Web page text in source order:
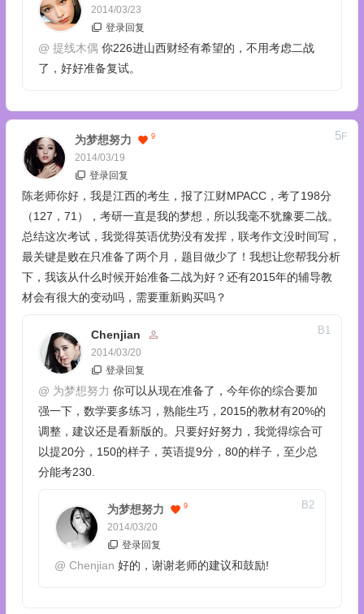
2014/03/23
登录回复
@ 提线木偶 你226进山西财经有希望的，不用考虑二战
了，好好准备复试。
为梦想努力 9
2014/03/19
5F
登录回复
陈老师你好，我是江西的考生，报了江财MPACC，考了198分
（127，71），考研一直是我的梦想，所以我毫不犹豫要二战。
总结这次考试，我觉得英语优势没有发挥，联考作文没时间写，
最关键是败在只准备了两个月，题目做少了！我想让您帮我分析
下，我该从什么时候开始准备二战为好？还有2015年的辅导教
材会有很大的变动吗，需要重新购买吗？
Chenjian
2014/03/20
B1
登录回复
@ 为梦想努力 你可以从现在准备了，今年你的综合要加
强一下，数学要多练习，熟能生巧，2015的教材有20%的
调整，建议还是看新版的。只要好好努力，我觉得综合可
以提20分，150的样子，英语提9分，80的样子，至少总
分能考230.
为梦想努力 9
2014/03/20
B2
登录回复
@ Chenjian 好的，谢谢老师的建议和鼓励!